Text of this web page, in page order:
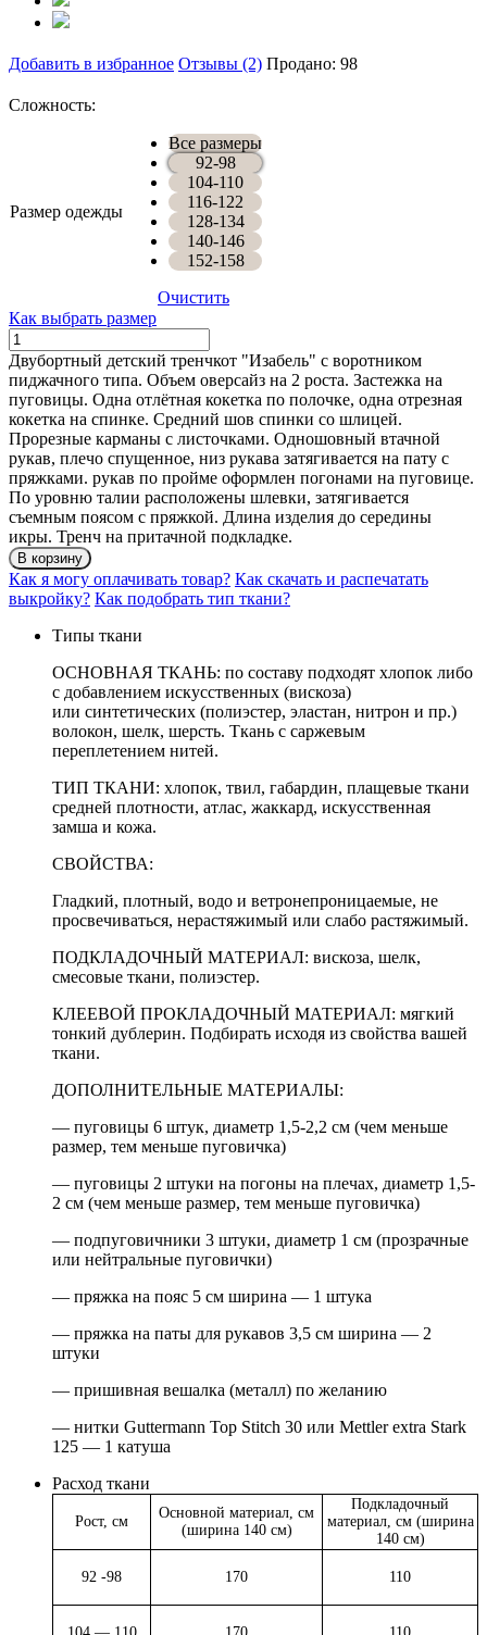
Добавить в избранное Отзывы (2) Продано: 98
Сложность:
Размер одежды
Все размеры
92-98
104-110
116-122
128-134
140-146
152-158
Очистить
Как выбрать размер
Количество
ТРЕНЧ
ИЗАБЕЛЬ
Двубортный детский тренчкот "Изабель" с воротником
пиджачного типа. Объем оверсайз на 2 роста. Застежка на
пуговицы. Одна отлётная кокетка по полочке, одна отрезная
кокетка на спинке. Средний шов спинки со шлицей.
Прорезные карманы с листочками. Одношовный втачной
рукав, плечо спущенное, низ рукава затягивается на пату с
пряжками. рукав по пройме оформлен погонами на пуговице.
По уровню талии расположены шлевки, затягивается
съемным поясом с пряжкой. Длина изделия до середины
икры. Тренч на притачной подкладке.
В корзину
Как я могу оплачивать товар? Как скачать и распечатать
выкройку? Как подобрать тип ткани?
Типы ткани
ОСНОВНАЯ ТКАНЬ: по составу подходят хлопок либо
с добавлением искусственных (вискоза)
или синтетических (полиэстер, эластан, нитрон и пр.)
волокон, шелк, шерсть. Ткань с саржевым
переплетением нитей.
ТИП ТКАНИ: хлопок, твил, габардин, плащевые ткани
средней плотности, атлас, жаккард, искусственная
замша и кожа.
СВОЙСТВА:
Гладкий, плотный, водо и ветронепроницаемые, не
просвечиваться, нерастяжимый или слабо растяжимый.
ПОДКЛАДОЧНЫЙ МАТЕРИАЛ: вискоза, шелк,
смесовые ткани, полиэстер.
КЛЕЕВОЙ ПРОКЛАДОЧНЫЙ МАТЕРИАЛ: мягкий
тонкий дублерин. Подбирать исходя из свойства вашей
ткани.
ДОПОЛНИТЕЛЬНЫЕ МАТЕРИАЛЫ:
— пуговицы 6 штук, диаметр 1,5-2,2 см (чем меньше
размер, тем меньше пуговичка)
— пуговицы 2 штуки на погоны на плечах, диаметр 1,5-
2 см (чем меньше размер, тем меньше пуговичка)
— подпуговичники 3 штуки, диаметр 1 см (прозрачные
или нейтральные пуговички)
— пряжка на пояс 5 см ширина — 1 штука
— пряжка на паты для рукавов 3,5 см ширина — 2
штуки
— пришивная вешалка (металл) по желанию
— нитки Guttermann Top Stitch 30 или Mettler extra Stark
125 — 1 катуша
Расход ткани
Рост, см
Основной материал, см
(ширина 140 см)
Подкладочный
материал, см (ширина
140 см)
92 -98 170 110